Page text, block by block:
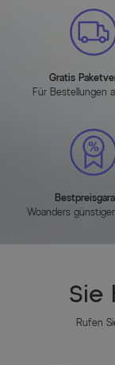
Hauptfarbe
Hauptmaterial
MEHR
Gratis
Für Bestellungen
Woanders
Sie
Rufen